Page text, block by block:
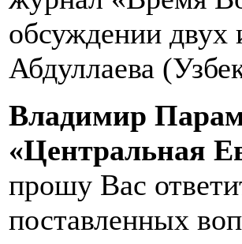
обсуждении двух
Абдуллаева
Владимир
«Центральная
прошу Вас
поставленных